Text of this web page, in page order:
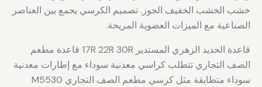
خشب الخشب الخفيف الجوز. تصميم الكرسي يجمع بين العناصر
الصناعية مع الميزات العضوية المريحة.
قاعدة الحديد الزهري المستدير 17R 22R 30R قاعدة مطعم
الصف التجاري تتطلب كراسي معدنية سوداء مع إطارات معدنية
سوداء متطابقة مثل كرسي مطعم الصف التجاري M5530